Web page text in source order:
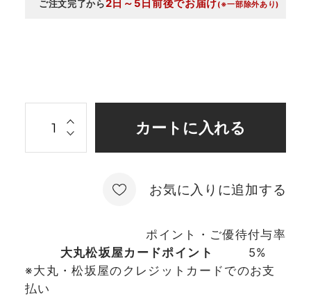
ご注文完了から2日～5日前後でお届け(※一部除外あり)
お気に入りに追加する
ポイント・ご優待付与率
大丸松坂屋カードポイント
5%
※大丸・松坂屋のクレジットカードでのお支
払い